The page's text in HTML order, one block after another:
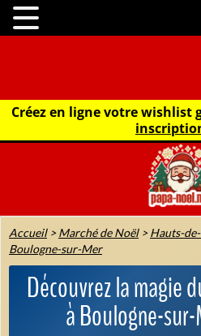
Créez en ligne votre wishlist
Accueil>Marché de Noël>Hauts-
Boulogne-sur-Mer
Découvrez la magie
à Boulogne-